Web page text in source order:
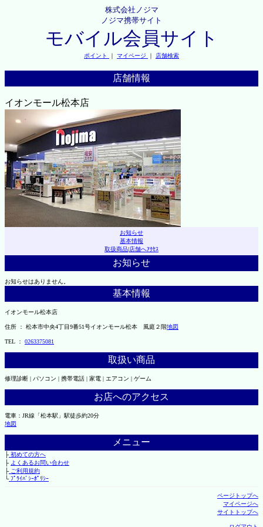
株式会社ノジマ
ノジマ携帯サイト
モバイル会員サイト
ポイント ｜ マイページ ｜ 店舗検索
店舗情報
イオンモール松本店
お知らせ
基本情報
取扱商品|店舗へｱｸｾｽ
お知らせ
お知らせはありません。
基本情報
イオンモール松本店
住所 ： 松本市中央4丁目9番51号イオンモール松本 風庭２階地図
TEL ： 0263375081
取扱い商品
修理診断 | パソコン | 携帯電話 | 家電 | エアコン | ゲーム
お店へのアクセス
電車：JR線「松本駅」駅徒歩約20分
地図
メニュー
├初めての方へ
├ よくあるお問い合わせ
├ご利用規約
└ﾌﾟﾗｲﾊﾞｼｰﾎﾟﾘｼｰ
ページトップへ
マイページへ
サイトトップへ